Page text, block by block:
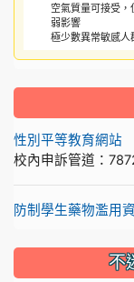
空氣質量可接受
弱影響
極少數異常敏感
性別平等教育網站
校內申訴管道：
防制學生藥物濫用
不